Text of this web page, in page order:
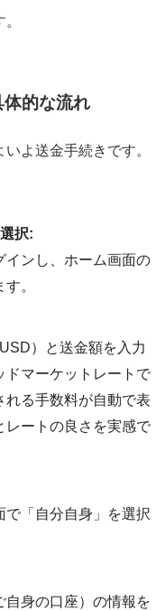
的な流れ
よ送金手続きです。
択:
インし、ホーム画面の
。
）と送金額を入力
ドマーケットレートで
れる手数料が自動で表
レートの良さを実感で
で「自分自身」を選択
自身の口座）の情報を